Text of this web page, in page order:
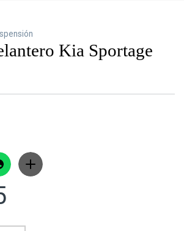
Kia Sportage